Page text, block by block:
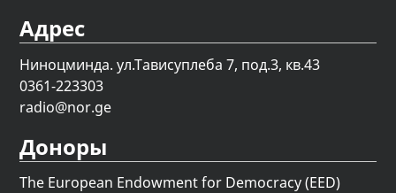
Адрес
Ниноцминда. ул.Тависуплеба 7, под.3, кв.43
0361-223303
radio@nor.ge
Доноры
The European Endowment for Democracy (EED)